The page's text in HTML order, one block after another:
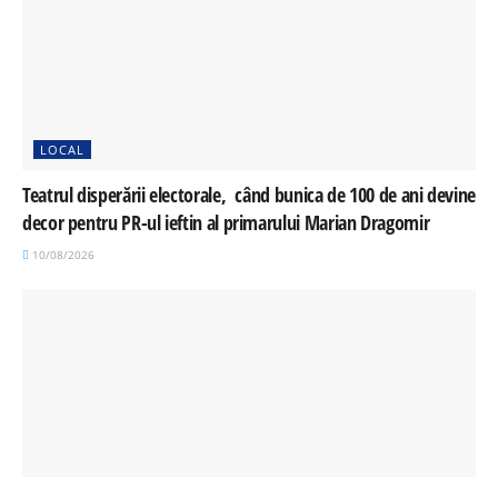
LOCAL
Teatrul disperării electorale, când bunica de 100 de ani devine
decor pentru PR-ul ieftin al primarului Marian Dragomir
10/08/2026